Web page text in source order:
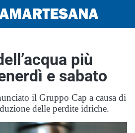
più
e sabato
il Gruppo Cap a causa di
delle perdite idriche.